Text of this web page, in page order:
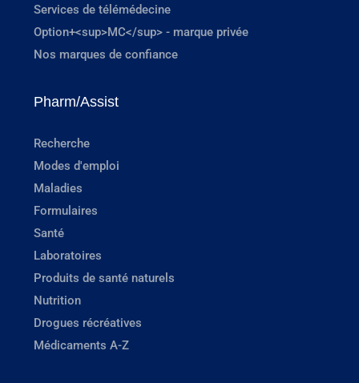
Services de télémédecine
Option+<sup>MC</sup> - marque privée
Nos marques de confiance
Pharm/Assist
Recherche
Modes d'emploi
Maladies
Formulaires
Santé
Laboratoires
Produits de santé naturels
Nutrition
Drogues récréatives
Médicaments A-Z